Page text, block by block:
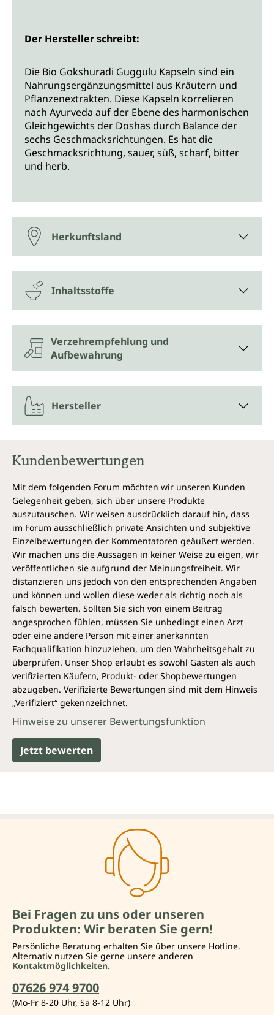
Der Hersteller schreibt:
Die Bio Gokshuradi Guggulu Kapseln sind ein
Nahrungsergänzungsmittel aus Kräutern und
Pflanzenextrakten. Diese Kapseln korrelieren
nach Ayurveda auf der Ebene des harmonischen
Gleichgewichts der Doshas durch Balance der
sechs Geschmacksrichtungen. Es hat die
Geschmacksrichtung, sauer, süß, scharf, bitter
und herb.
Herkunftsland
Inhaltsstoffe
Verzehrempfehlung und
Aufbewahrung
Hersteller
Kundenbewertungen
Mit dem folgenden Forum möchten wir unseren Kunden
Gelegenheit geben, sich über unsere Produkte
auszutauschen. Wir weisen ausdrücklich darauf hin, dass
im Forum ausschließlich private Ansichten und subjektive
Einzelbewertungen der Kommentatoren geäußert werden.
Wir machen uns die Aussagen in keiner Weise zu eigen, wir
veröffentlichen sie aufgrund der Meinungsfreiheit. Wir
distanzieren uns jedoch von den entsprechenden Angaben
und können und wollen diese weder als richtig noch als
falsch bewerten. Sollten Sie sich von einem Beitrag
angesprochen fühlen, müssen Sie unbedingt einen Arzt
oder eine andere Person mit einer anerkannten
Fachqualifikation hinzuziehen, um den Wahrheitsgehalt zu
überprüfen. Unser Shop erlaubt es sowohl Gästen als auch
verifizierten Käufern, Produkt- oder Shopbewertungen
abzugeben. Verifizierte Bewertungen sind mit dem Hinweis
„Verifiziert“ gekennzeichnet.
Hinweise zu unserer Bewertungsfunktion
Jetzt bewerten
Bei Fragen zu uns oder unseren
Produkten: Wir beraten Sie gern!
Persönliche Beratung erhalten Sie über unsere Hotline.
Alternativ nutzen Sie gerne unsere anderen
Kontaktmöglichkeiten.
07626 974 9700
(Mo-Fr 8-20 Uhr, Sa 8-12 Uhr)